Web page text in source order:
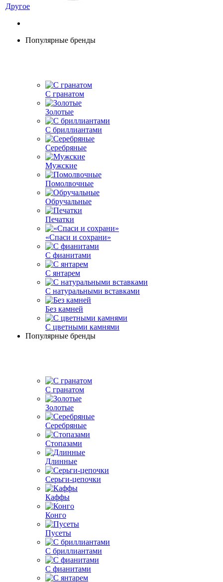
Другое
Популярные бренды
С гранатом
Золотые
С бриллиантами
Серебряные
Мужские
Помолвочные
Обручальные
Печатки
«Спаси и сохрани»
С фианитами
С янтарем
С натуральными вставками
Без камней
С цветными камнями
Популярные бренды
С гранатом
Золотые
Серебряные
Стопазами
Длинные
Серьги-цепочки
Каффы
Конго
Пусеты
С бриллиантами
С фианитами